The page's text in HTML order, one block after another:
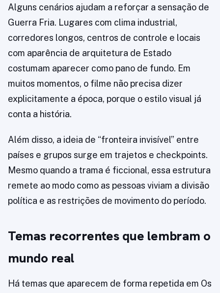
Alguns cenários ajudam a reforçar a sensação de
Guerra Fria. Lugares com clima industrial,
corredores longos, centros de controle e locais
com aparência de arquitetura de Estado
costumam aparecer como pano de fundo. Em
muitos momentos, o filme não precisa dizer
explicitamente a época, porque o estilo visual já
conta a história.
Além disso, a ideia de “fronteira invisível” entre
países e grupos surge em trajetos e checkpoints.
Mesmo quando a trama é ficcional, essa estrutura
remete ao modo como as pessoas viviam a divisão
política e as restrições de movimento do período.
Temas recorrentes que lembram o
mundo real
Há temas que aparecem de forma repetida em Os